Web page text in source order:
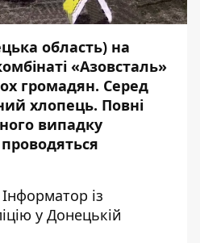
область) на
«Азовсталь»
громадян. Серед
хлопець. Повні
випадку
Інформатор із
у Донецькій